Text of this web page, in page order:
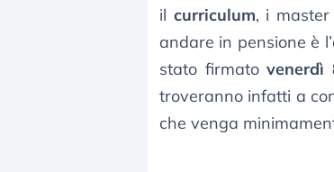
il curriculum, i
andare in pensione è
stato firmatovenerdì
troveranno infatti a
che venga